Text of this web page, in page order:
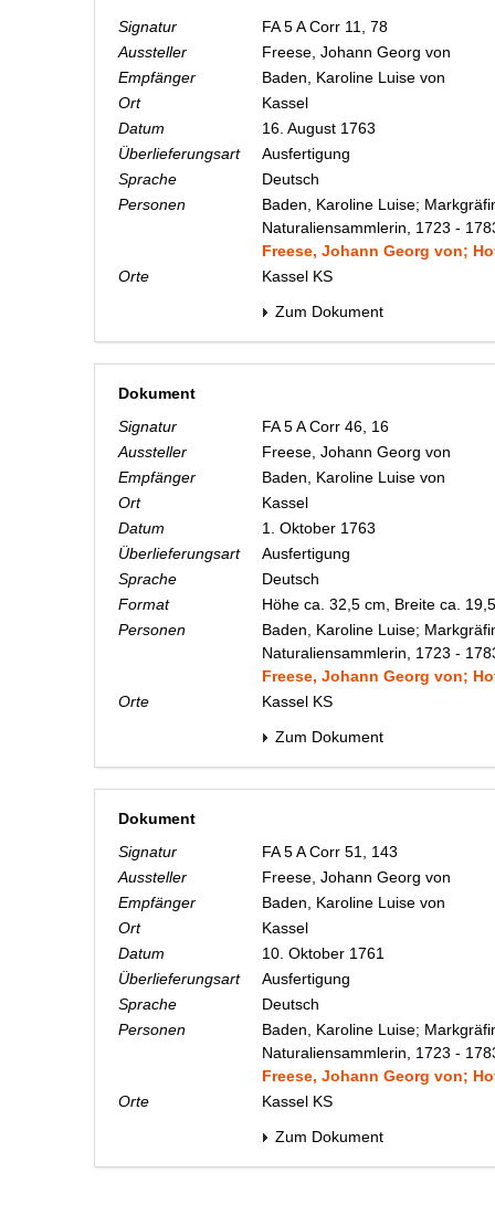
Signatur
FA 5 A Corr 11, 78
Aussteller
Freese, Johann Georg von
Empfänger
Baden, Karoline Luise von
Ort
Kassel
Datum
16. August 1763
Überlieferungsart
Ausfertigung
Sprache
Deutsch
Personen
Baden, Karoline Luise;
Naturaliensammlerin, 1723 -
Freese, Johann Georg von;
Orte
Kassel KS
Zum Dokument
Dokument
Signatur
FA 5 A Corr 46, 16
Aussteller
Freese, Johann Georg von
Empfänger
Baden, Karoline Luise von
Ort
Kassel
Datum
1. Oktober 1763
Überlieferungsart
Ausfertigung
Sprache
Deutsch
Format
Höhe ca. 32,5 cm, Breite ca.
Personen
Baden, Karoline Luise;
Naturaliensammlerin, 1723 -
Freese, Johann Georg von;
Orte
Kassel KS
Zum Dokument
Dokument
Signatur
FA 5 A Corr 51, 143
Aussteller
Freese, Johann Georg von
Empfänger
Baden, Karoline Luise von
Ort
Kassel
Datum
10. Oktober 1761
Überlieferungsart
Ausfertigung
Sprache
Deutsch
Personen
Baden, Karoline Luise;
Naturaliensammlerin, 1723 -
Freese, Johann Georg von;
Orte
Kassel KS
Zum Dokument